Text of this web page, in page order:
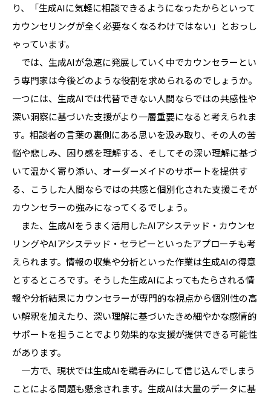
り、「生成AIに気軽に相談できるようになったからといって
カウンセリングが全く必要なくなるわけではない」とおっし
ゃっています。
では、生成AIが急速に発展していく中でカウンセラーとい
う専門家は今後どのような役割を求められるのでしょうか。
一つには、生成AIでは代替できない人間ならではの共感性や
深い洞察に基づいた支援がより一層重要になると考えられま
す。相談者の言葉の裏側にある思いを汲み取り、その人の苦
悩や悲しみ、困り感を理解する、そしてその深い理解に基づ
いて温かく寄り添い、オーダーメイドのサポートを提供す
る、こうした人間ならではの共感と個別化された支援こそが
カウンセラーの強みになってくるでしょう。
また、生成AIをうまく活用したAIアシステッド・カウンセ
リングやAIアシステッド・セラピーといったアプローチも考
えられます。情報の収集や分析といった作業は生成AIの得意
とするところです。そうした生成AIによってもたらされる情
報や分析結果にカウンセラーが専門的な視点から個別性の高
い解釈を加えたり、深い理解に基づいたきめ細やかな感情的
サポートを担うことでより効果的な支援が提供できる可能性
があります。
一方で、現状では生成AIを鵜呑みにして信じ込んでしまう
ことによる問題も懸念されます。生成AIは大量のデータに基